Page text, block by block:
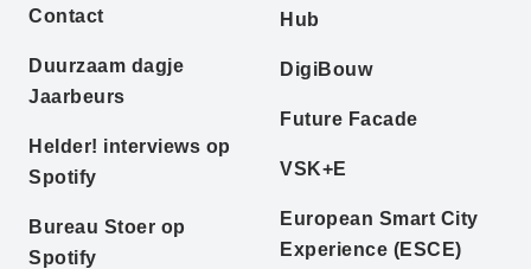
Contact
Duurzaam dagje
Jaarbeurs
Helder! interviews op
Spotify
Bureau Stoer op
Spotify
Hub
DigiBouw
Future Facade
VSK+E
European Smart City
Experience (ESCE)